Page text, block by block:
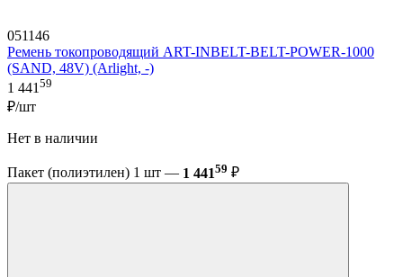
051146
Ремень токопроводящий ART-INBELT-BELT-POWER-1000
(SAND, 48V) (Arlight, -)
1 44159
₽/шт
Нет в наличии
Пакет (полиэтилен) 1 шт — 1 44159 ₽